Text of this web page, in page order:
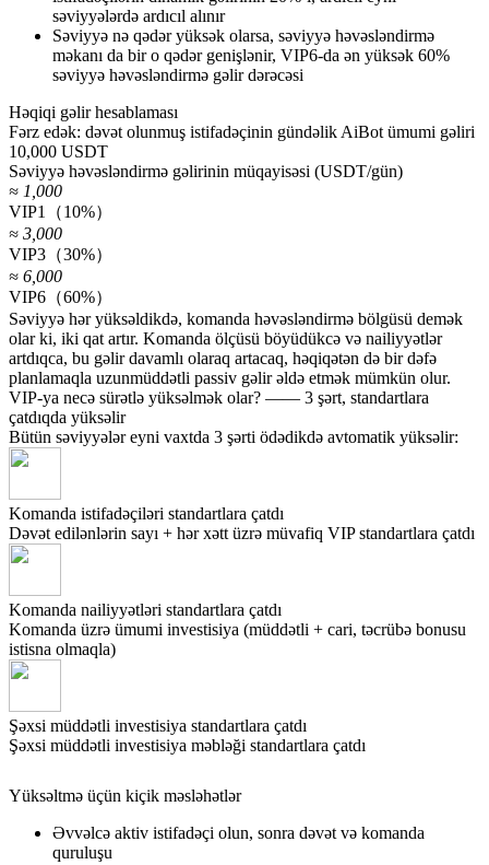
səviyyələrdə ardıcıl alınır
Səviyyə nə qədər yüksək olarsa, səviyyə həvəsləndirmə
məkanı da bir o qədər genişlənir, VIP6-da ən yüksək 60%
səviyyə həvəsləndirmə gəlir dərəcəsi
Həqiqi gəlir hesablaması
Fərz edək: dəvət olunmuş istifadəçinin gündəlik AiBot ümumi gəliri
10,000 USDT
Səviyyə həvəsləndirmə gəlirinin müqayisəsi (USDT/gün)
≈ 1,000
VIP1（10%）
≈ 3,000
VIP3（30%）
≈ 6,000
VIP6（60%）
Səviyyə hər yüksəldikdə, komanda həvəsləndirmə bölgüsü demək
olar ki, iki qat artır. Komanda ölçüsü böyüdükcə və nailiyyətlər
artdıqca, bu gəlir davamlı olaraq artacaq, həqiqətən də bir dəfə
planlamaqla uzunmüddətli passiv gəlir əldə etmək mümkün olur.
VIP-ya necə sürətlə yüksəlmək olar? —— 3 şərt, standartlara
çatdıqda yüksəlir
Bütün səviyyələr eyni vaxtda 3 şərti ödədikdə avtomatik yüksəlir:
Komanda istifadəçiləri standartlara çatdı
Dəvət edilənlərin sayı + hər xətt üzrə müvafiq VIP standartlara çatdı
Komanda nailiyyətləri standartlara çatdı
Komanda üzrə ümumi investisiya (müddətli + cari, təcrübə bonusu
istisna olmaqla)
Şəxsi müddətli investisiya standartlara çatdı
Şəxsi müddətli investisiya məbləği standartlara çatdı
Yüksəltmə üçün kiçik məsləhətlər
Əvvəlcə aktiv istifadəçi olun, sonra dəvət və komanda
quruluşu